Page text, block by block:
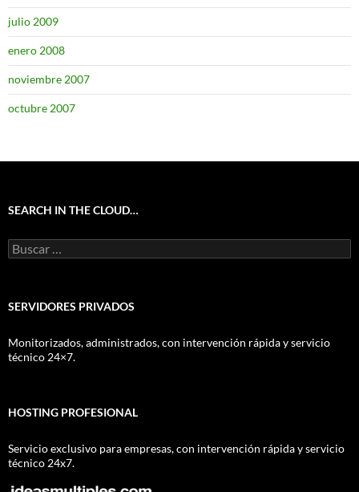
julio 2009
enero 2008
noviembre 2007
octubre 2007
SEARCH IN THE CLOUD…
Buscar:
SERVIDORES PRIVADOS
Monitorizados, administrados, con intervención rápida y servicio
técnico 24×7.
HOSTING PROFESIONAL
Servicio exclusivo para empresas, con intervención rápida y servicio
técnico 24x7.